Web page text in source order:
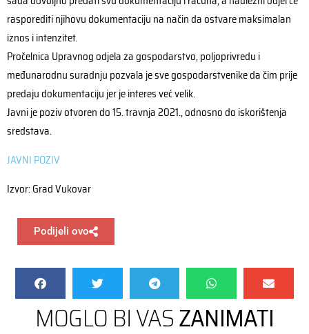
rasporediti njihovu dokumentaciju na način da ostvare maksimalan
iznos i intenzitet.
Pročelnica Upravnog odjela za gospodarstvo, poljoprivredu i
međunarodnu suradnju pozvala je sve gospodarstvenike da čim prije
predaju dokumentaciju jer je interes već velik.
Javni je poziv otvoren do 15. travnja 2021., odnosno do iskorištenja
sredstava.
JAVNI POZIV
Izvor: Grad Vukovar
Podijeli ovo
MOGLO BI VASZANIMATI